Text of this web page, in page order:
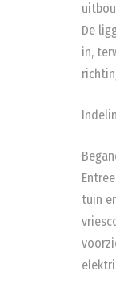
De
in,
tuin